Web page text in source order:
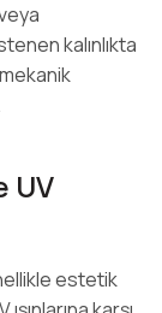
kalınlıkta
UV
estetik